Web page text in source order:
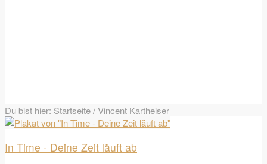
Du bist hier: Startseite/Vincent Kartheiser
In Time - Deine Zeit läuft ab